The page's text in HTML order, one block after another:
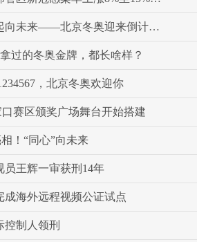
长卷｜携手同行，一起向未来——北京冬奥迎来倒计时百天
过的冬奥金牌，都长啥样？
，北京冬奥欢迎你
赛区颁奖广场舞台开始搭建
！“同心”向未来
员王辉一审获刑14年
成海外远程视频公证试点
制人领刑